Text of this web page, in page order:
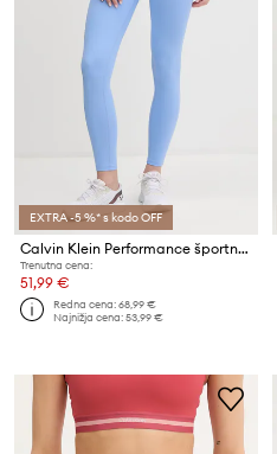
EXTRA -5 %* s kodo OFF
Calvin Klein Performance športne pajkice ženske
Trenutna cena:
51,99 €
Redna cena:68,99 €
Najnižja cena:53,99 €